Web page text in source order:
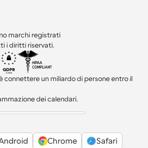
marchi registrati
i diritti riservati.
connettere un miliardo di persone entro il
dei calendari.
Chrome
Safari